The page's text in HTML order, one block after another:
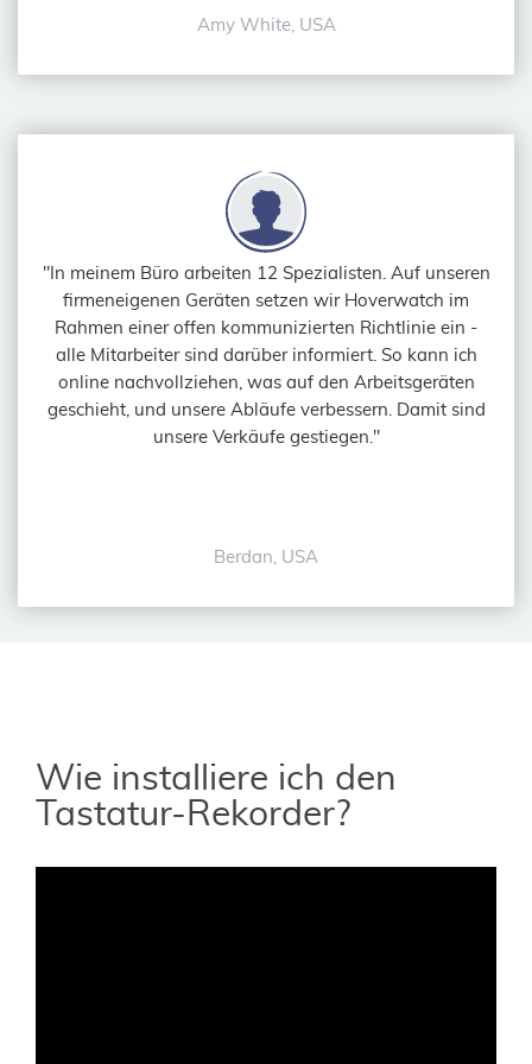
Amy White, USA
"In meinem Büro arbeiten 12 Spezialisten. Auf unseren
firmeneigenen Geräten setzen wir Hoverwatch im
Rahmen einer offen kommunizierten Richtlinie ein -
alle Mitarbeiter sind darüber informiert. So kann ich
online nachvollziehen, was auf den Arbeitsgeräten
geschieht, und unsere Abläufe verbessern. Damit sind
unsere Verkäufe gestiegen."
Berdan, USA
Wie installiere ich den
Tastatur-Rekorder?